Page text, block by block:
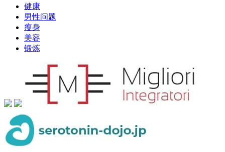
健康
男性问题
瘦身
美容
锻炼